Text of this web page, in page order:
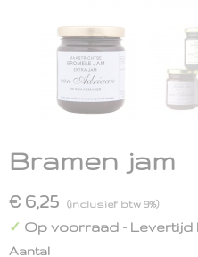
Bramen jam
€ 6,25 (inclusief btw 9%)
✓ Op voorraad - Levertijd
Aantal